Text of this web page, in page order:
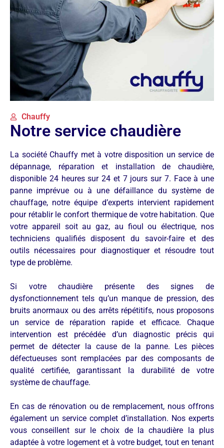
Chauffy
Notre service chaudière
La société Chauffy met à votre disposition un service de
dépannage, réparation et installation de chaudière,
disponible 24 heures sur 24 et 7 jours sur 7. Face à une
panne imprévue ou à une défaillance du système de
chauffage, notre équipe d’experts intervient rapidement
pour rétablir le confort thermique de votre habitation. Que
votre appareil soit au gaz, au fioul ou électrique, nos
techniciens qualifiés disposent du savoir-faire et des
outils nécessaires pour diagnostiquer et résoudre tout
type de problème.
Si votre chaudière présente des signes de
dysfonctionnement tels qu’un manque de pression, des
bruits anormaux ou des arrêts répétitifs, nous proposons
un service de réparation rapide et efficace. Chaque
intervention est précédée d’un diagnostic précis qui
permet de détecter la cause de la panne. Les pièces
défectueuses sont remplacées par des composants de
qualité certifiée, garantissant la durabilité de votre
système de chauffage.
En cas de rénovation ou de remplacement, nous offrons
également un service complet d’installation. Nos experts
vous conseillent sur le choix de la chaudière la plus
adaptée à votre logement et à votre budget, tout en tenant